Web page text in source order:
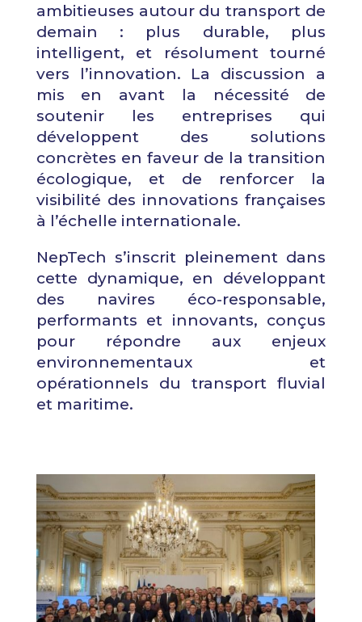
ambitieuses autour du transport de
demain : plus durable, plus
intelligent, et résolument tourné
vers l’innovation. La discussion a
mis en avant la nécessité de
soutenir les entreprises qui
développent des solutions
concrètes en faveur de la transition
écologique, et de renforcer la
visibilité des innovations françaises
à l’échelle internationale.
NepTech s’inscrit pleinement dans
cette dynamique, en développant
des navires éco-responsable,
performants et innovants, conçus
pour répondre aux enjeux
environnementaux et
opérationnels du transport fluvial
et maritime.